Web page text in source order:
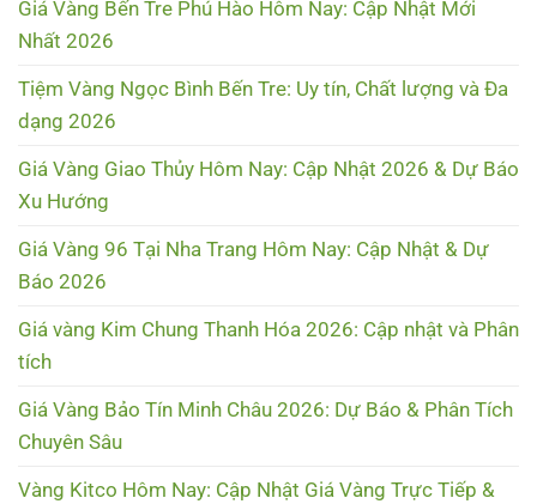
Giá Vàng Bến Tre Phú Hào Hôm Nay: Cập Nhật Mới
Nhất 2026
Tiệm Vàng Ngọc Bình Bến Tre: Uy tín, Chất lượng và Đa
dạng 2026
Giá Vàng Giao Thủy Hôm Nay: Cập Nhật 2026 & Dự Báo
Xu Hướng
Giá Vàng 96 Tại Nha Trang Hôm Nay: Cập Nhật & Dự
Báo 2026
Giá vàng Kim Chung Thanh Hóa 2026: Cập nhật và Phân
tích
Giá Vàng Bảo Tín Minh Châu 2026: Dự Báo & Phân Tích
Chuyên Sâu
Vàng Kitco Hôm Nay: Cập Nhật Giá Vàng Trực Tiếp &